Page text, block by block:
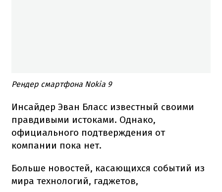
Рендер смартфона Nokia 9
Инсайдер Эван Бласс известный своими
правдивыми истоками. Однако,
официального подтверждения от
компании пока нет.
Больше новостей, касающихся событий из
мира технологий, гаджетов,